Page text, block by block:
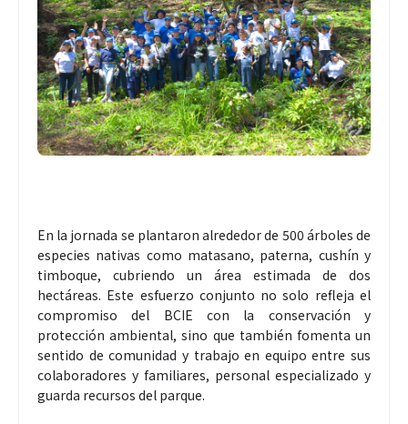
En la jornada se plantaron alrededor de 500 árboles de
especies nativas como matasano, paterna, cushín y
timboque, cubriendo un área estimada de dos
hectáreas. Este esfuerzo conjunto no solo refleja el
compromiso del BCIE con la conservación y
protección ambiental, sino que también fomenta un
sentido de comunidad y trabajo en equipo entre sus
colaboradores y familiares, personal especializado y
guarda recursos del parque.